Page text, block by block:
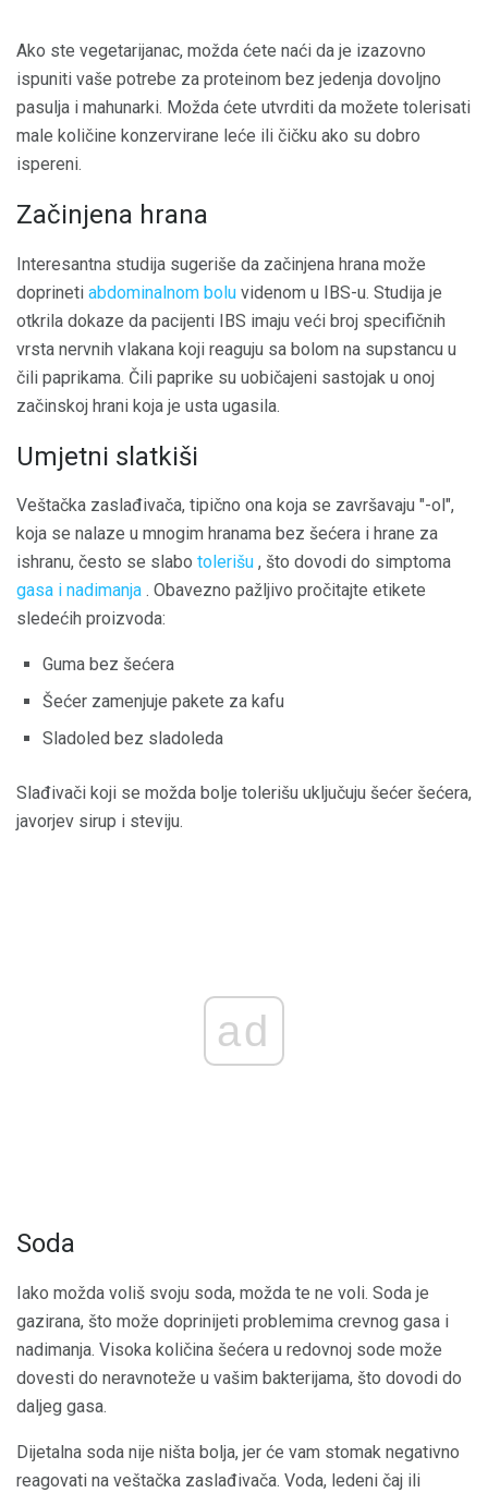
Ako ste vegetarijanac, možda ćete naći da je izazovno
ispuniti vaše potrebe za proteinom bez jedenja dovoljno
pasulja i mahunarki. Možda ćete utvrditi da možete tolerisati
male količine konzervirane leće ili čičku ako su dobro
ispereni.
Začinjena hrana
Interesantna studija sugeriše da začinjena hrana može
doprineti abdominalnom bolu videnom u IBS-u. Studija je
otkrila dokaze da pacijenti IBS imaju veći broj specifičnih
vrsta nervnih vlakana koji reaguju sa bolom na supstancu u
čili paprikama. Čili paprike su uobičajeni sastojak u onoj
začinskoj hrani koja je usta ugasila.
Umjetni slatkiši
Veštačka zaslađivača, tipično ona koja se završavaju "-ol",
koja se nalaze u mnogim hranama bez šećera i hrane za
ishranu, često se slabo tolerišu , što dovodi do simptoma
gasa i nadimanja . Obavezno pažljivo pročitajte etikete
sledećih proizvoda:
Guma bez šećera
Šećer zamenjuje pakete za kafu
Sladoled bez sladoleda
Slađivači koji se možda bolje tolerišu uključuju šećer šećera,
javorjev sirup i steviju.
ad
Soda
Iako možda voliš svoju soda, možda te ne voli. Soda je
gazirana, što može doprinijeti problemima crevnog gasa i
nadimanja. Visoka količina šećera u redovnoj sode može
dovesti do neravnoteže u vašim bakterijama, što dovodi do
daljeg gasa.
Dijetalna soda nije ništa bolja, jer će vam stomak negativno
reagovati na veštačka zaslađivača. Voda, ledeni čaj ili